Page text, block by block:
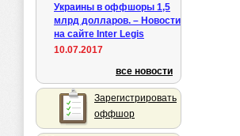
Украины в оффшоры 1,5
млрд долларов. – Новости
на сайте Inter Legis
10.07.2017
все новости
Зарегистрировать
оффшор